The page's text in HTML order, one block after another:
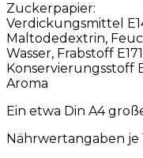
Zuckerpapier:
Verdickungsmittel
Maltodedextrin,
Wasser, Frabstoff
Konservierungsstoff
Aroma
Ein etwa Din A4
Nährwertangaben je